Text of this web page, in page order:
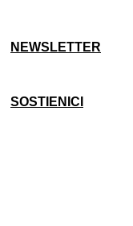
NEWSLETTER
SOSTIENICI